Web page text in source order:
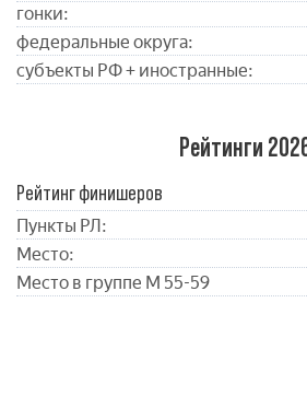
гонки:
федеральные округа:
субъекты РФ + иностранные:
Рейтинги
Рейтинг финишеров
Пункты РЛ:
Место:
Место в группе М 55-59